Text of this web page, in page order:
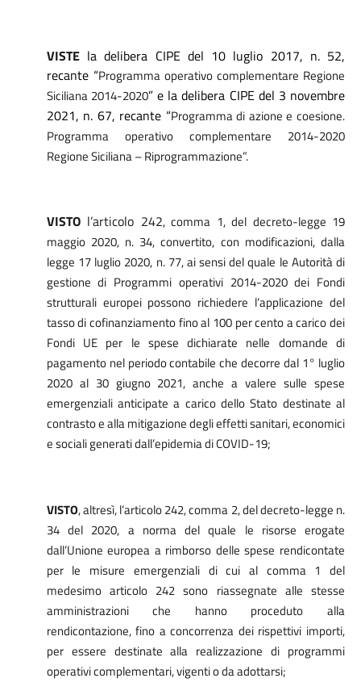
VISTEla delibera CIPE del 10 luglio 2017, n. 52,
recante “Programma operativo complementare Regione
Siciliana 2014-2020” e la delibera CIPE del 3 novembre
2021, n. 67, recante “Programma di azione e coesione.
Programma operativo complementare 2014-2020
Regione Siciliana – Riprogrammazione”.
VISTOl’articolo 242, comma 1, del decreto-legge 19
maggio 2020, n. 34, convertito, con modificazioni, dalla
legge 17 luglio 2020, n. 77, ai sensi del quale le Autorità di
gestione di Programmi operativi 2014-2020 dei Fondi
strutturali europei possono richiedere l’applicazione del
tasso di cofinanziamento fino al 100 per cento a carico dei
Fondi UE per le spese dichiarate nelle domande di
pagamento nel periodo contabile che decorre dal 1° luglio
2020 al 30 giugno 2021, anche a valere sulle spese
emergenziali anticipate a carico dello Stato destinate al
contrasto e alla mitigazione degli effetti sanitari, economici
e sociali generati dall’epidemia di COVID-19;
VISTO, altresì, l’articolo 242, comma 2, del decreto-legge n.
34 del 2020, a norma del quale le risorse erogate
dall’Unione europea a rimborso delle spese rendicontate
per le misure emergenziali di cui al comma 1 del
medesimo articolo 242 sono riassegnate alle stesse
amministrazioni che hanno proceduto alla
rendicontazione, fino a concorrenza dei rispettivi importi,
per essere destinate alla realizzazione di programmi
operativi complementari, vigenti o da adottarsi;